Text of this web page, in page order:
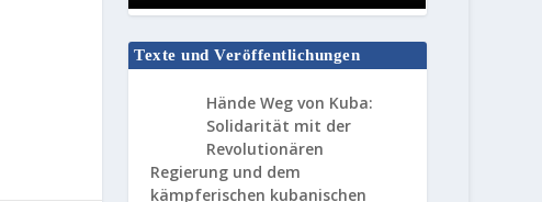
Texte und Veröffentlichungen
Hände Weg von Kuba:
Solidarität mit der
Revolutionären
Regierung und dem
kämpferischen kubanischen